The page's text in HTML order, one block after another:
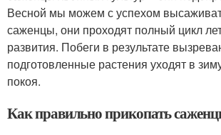
Весной мы можем с успехом
саженцы, они проходят полный цикл
развития. Побеги в результате
подготовленные растения уходят в
покоя.
Как правильно прикопать